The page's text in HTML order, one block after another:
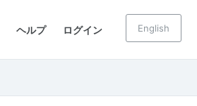
ヘルプ ログイン English